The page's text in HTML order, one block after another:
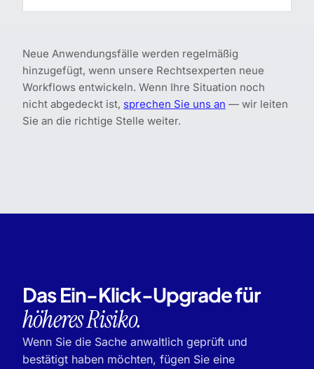
Neue Anwendungsfälle werden regelmäßig
hinzugefügt, wenn unsere Rechtsexperten neue
Workflows entwickeln. Wenn Ihre Situation noch
nicht abgedeckt ist, sprechen Sie uns an — wir leiten
Sie an die richtige Stelle weiter.
Das Ein-Klick-Upgrade für
höheres Risiko.
Wenn Sie die Sache anwaltlich geprüft und
bestätigt haben möchten, fügen Sie eine